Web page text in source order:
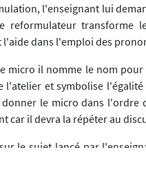
l'enseignant lui
transforme
dans l'emploi des
micro il nomme le nom
l'atelier et symbolise
le micro dans l'ordre
car il devra la répéter au
le sujet lancé par